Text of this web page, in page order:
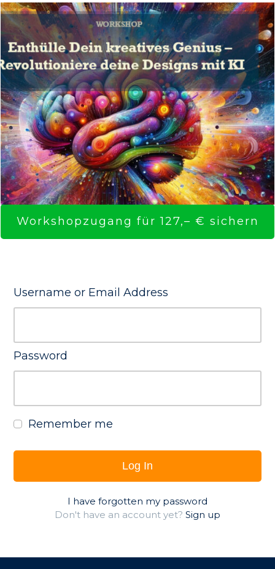
Workshopzugang für 127,– € sichern
Username or Email Address
Password
Remember me
Log In
I have forgotten my password
Don't have an account yet? Sign up